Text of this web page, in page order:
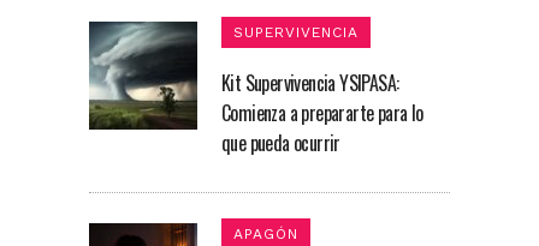
SUPERVIVENCIA
Kit Supervivencia YSIPASA:
Comienza a prepararte para lo
que pueda ocurrir
APAGÓN